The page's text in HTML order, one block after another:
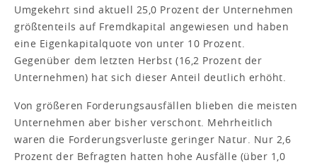
Umgekehrt sind aktuell 25,0 Prozent der Unternehmen
größtenteils auf Fremdkapital angewiesen und haben
eine Eigenkapitalquote von unter 10 Prozent.
Gegenüber dem letzten Herbst (16,2 Prozent der
Unternehmen) hat sich dieser Anteil deutlich erhöht.
Von größeren Forderungsausfällen blieben die meisten
Unternehmen aber bisher verschont. Mehrheitlich
waren die Forderungsverluste geringer Natur. Nur 2,6
Prozent der Befragten hatten hohe Ausfälle (über 1,0